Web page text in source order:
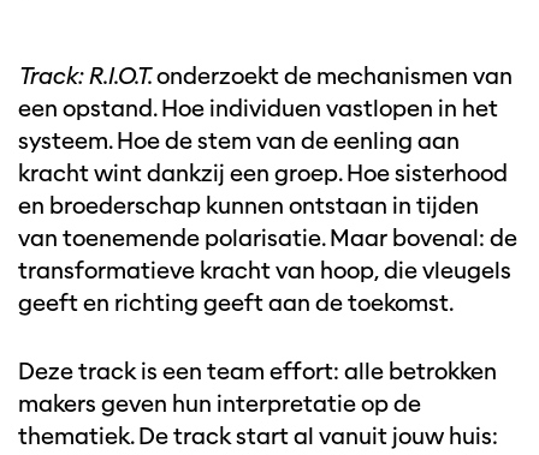
Track: R.I.O.T.onderzoekt de mechanismen van
een opstand. Hoe individuen vastlopen in het
systeem. Hoe de stem van de eenling aan
kracht wint dankzij een groep. Hoe sisterhood
en broederschap kunnen ontstaan in tijden
van toenemende polarisatie. Maar bovenal: de
transformatieve kracht van hoop, die vleugels
geeft en richting geeft aan de toekomst.
Deze track is een team effort: alle betrokken
makers geven hun interpretatie op de
thematiek. De track start al vanuit jouw huis: